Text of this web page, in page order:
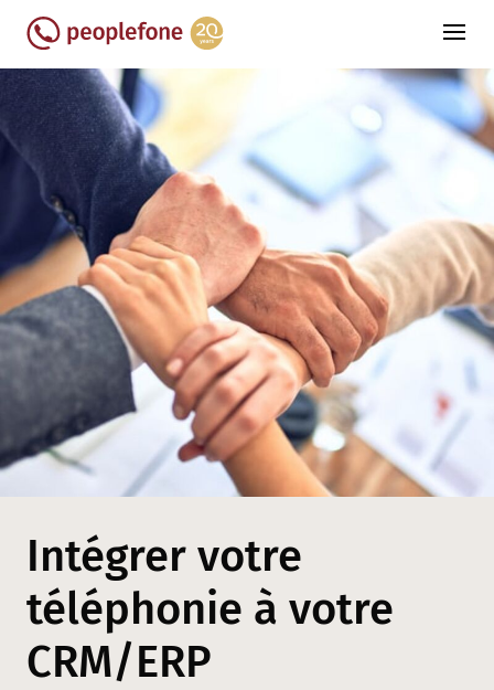
Intégrer votre
téléphonie à votre
CRM/ERP